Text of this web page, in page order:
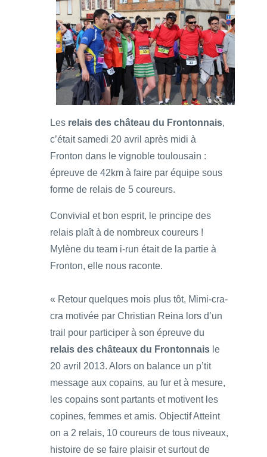
Les relais des château du Frontonnais,
c’était samedi 20 avril après midi à
Fronton dans le vignoble toulousain :
épreuve de 42km à faire par équipe sous
forme de relais de 5 coureurs.
Convivial et bon esprit, le principe des
relais plaît à de nombreux coureurs !
Mylène du team i-run était de la partie à
Fronton, elle nous raconte.
« Retour quelques mois plus tôt, Mimi-cra-
cra motivée par Christian Reina lors d’un
trail pour participer à son épreuve du
relais des châteaux du Frontonnais le
20 avril 2013. Alors on balance un p’tit
message aux copains, au fur et à mesure,
les copains sont partants et motivent les
copines, femmes et amis. Objectif Atteint
on a 2 relais, 10 coureurs de tous niveaux,
histoire de se faire plaisir et surtout de